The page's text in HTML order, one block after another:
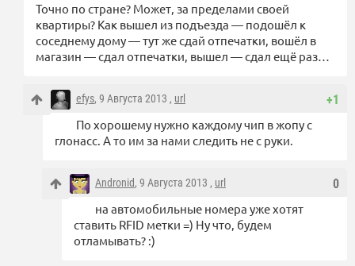
Точно по стране? Может, за пределами своей
квартиры? Как вышел из подъезда — подошёл к
соседнему дому — тут же сдай отпечатки, вошёл в
магазин — сдал отпечатки, вышел — сдал ещё раз…
+1
efys, 9 Августа 2013 , url
По хорошему нужно каждому чип в жопу с
глонасс. А то им за нами следить не с руки.
0
Andronid, 9 Августа 2013 , url
на автомобильные номера уже хотят
ставить RFID метки =) Ну что, будем
отламывать? :)